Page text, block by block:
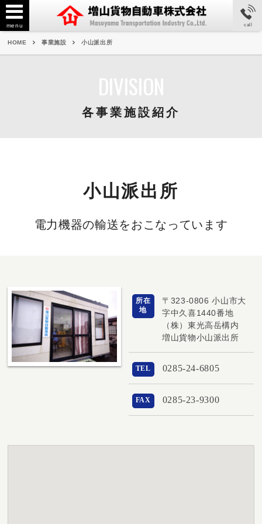
HOME 事業施設 小山派出所
各事業施設紹介
小山派出所
電力機器の輸送をおこなっています
所在
地
〒323-0806 小山市大
字中久喜1440番地
（株）東光高岳構内
増山貨物小山派出所
TEL 0285-24-6805
FAX 0285-23-9300
menu call